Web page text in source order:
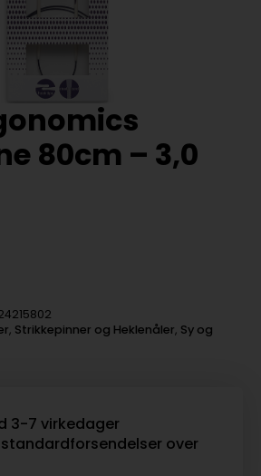
80cm – 3,0
, Strikkepinner og Heklenåler, Sy og
3-7 virkedager
over